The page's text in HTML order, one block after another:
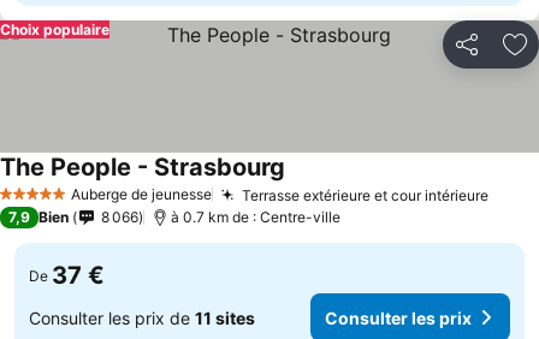
Partager
Choix populaire
5 Étoiles Auberge de jeunesse Terrasse extérieure et cour intérieure
The People - Strasbourg
7,9 Bien 8 066 à 0.7 km de : Centre-ville
De 37 €
Consulter les prix de 11 sites Consulter les prix